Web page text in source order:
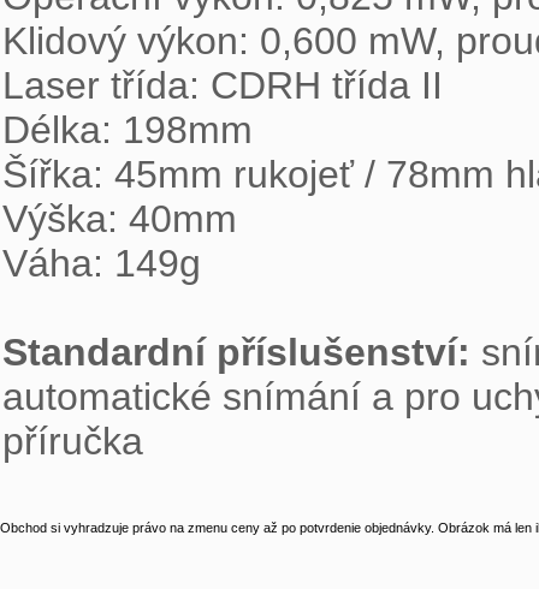
Klidový výkon: 0,600 mW,
Laser třída: CDRH třída II
Délka: 198mm
Šířka: 45mm rukojeť / 78mm
Výška: 40mm
Váha: 149g
Standardní příslušenství:
automatické snímání a pro
příručka
Obchod si vyhradzuje právo na zmenu ceny až po potvrdenie objednávky. Obrázok má len